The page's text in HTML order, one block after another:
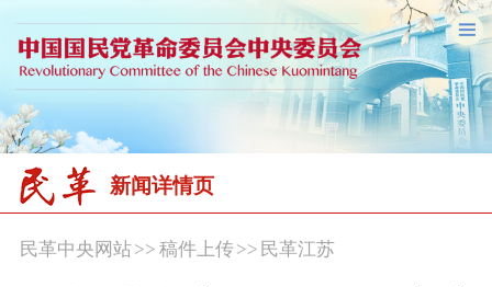
新闻详情页
民革中央网站>> 稿件上传 >> 民革江苏